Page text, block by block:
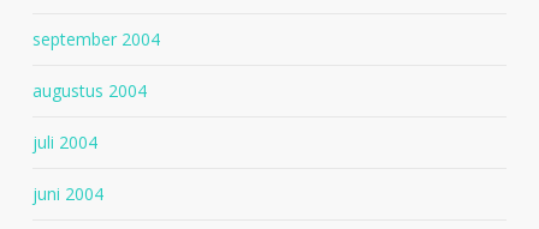
september 2004
augustus 2004
juli 2004
juni 2004